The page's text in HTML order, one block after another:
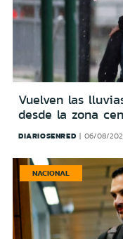
Vuelven las
desde la zona
DIARIOSENRED 06/08/
NACIONAL